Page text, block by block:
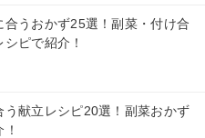
合うおかず25選！副菜・付け合
ピで紹介！
う献立レシピ20選！副菜おかず